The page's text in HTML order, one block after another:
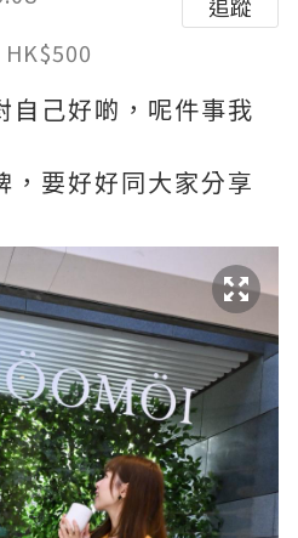
HK$500
自己好啲，呢件事我
，要好好同大家分享